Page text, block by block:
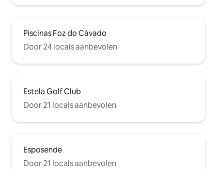
Piscinas Foz do Cávado
Door 24 locals aanbevolen
Estela Golf Club
Door 21 locals aanbevolen
Esposende
Door 21 locals aanbevolen